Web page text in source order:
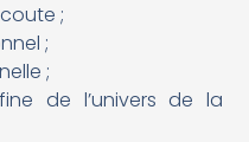
;
;
;
de l’univers de la